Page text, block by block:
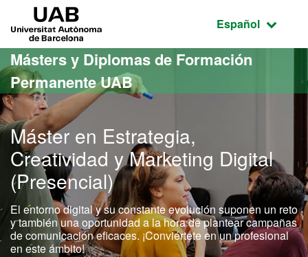
Acceso al contenido principal
Acceso a la navegación de la página
Idioma
Español
Másters y Diplomas de Formación
Permanente UAB
Máster en Estrategia,
Creatividad y Marketing Digital
(Presencial)
El entorno digital y su constante evolución suponen un reto
y también una oportunidad a la hora de plantear campañas
de comunicación eficaces. ¡Conviértete en un profesional
en este ámbito!